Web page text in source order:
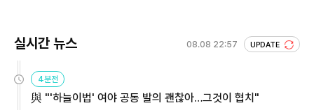
실시간 뉴스 08.08 22:57 UPDATE
4분전
與 "'하늘이법' 여야 공동 발의 괜찮아…그것이 협치"